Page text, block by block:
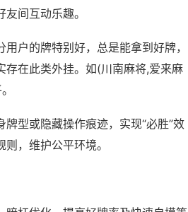
间互动乐趣。
户的牌特别好，总是能拿到好牌，
在此类外挂。如(川南麻将,爱来麻
型或隐藏操作痕迹，实现“必胜”效
，维护公平环境。